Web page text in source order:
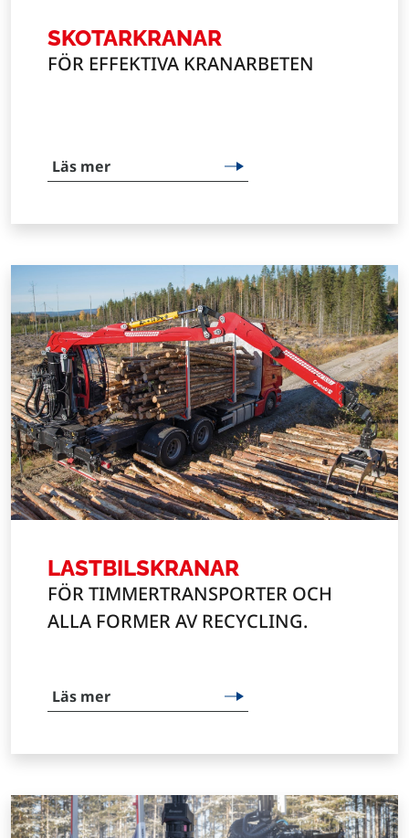
SKOTARKRANAR
FÖR EFFEKTIVA KRANARBETEN
Läs mer
LASTBILSKRANAR
FÖR TIMMERTRANSPORTER OCH
ALLA FORMER AV RECYCLING.
Läs mer